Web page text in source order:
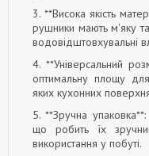
3. **Висока якість
рушники мають м'яку та
водовідштовхувальні
4. **Універсальний
оптимальну площу
яких кухонних
5. **Зручна
що робить їх
використання у побуті.